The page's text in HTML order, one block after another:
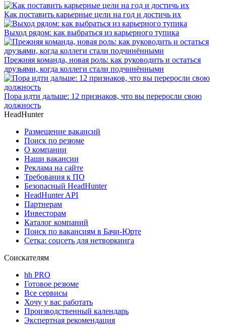
Как поставить карьерные цели на год и достичь их
Выход рядом: как выбраться из карьерного тупика
Прежняя команда, новая роль: как руководить и остаться
друзьями, когда коллеги стали подчинёнными
Пора идти дальше: 12 признаков, что вы переросли свою
должность
HeadHunter
Размещение вакансий
Поиск по резюме
О компании
Наши вакансии
Реклама на сайте
Требования к ПО
Безопасный HeadHunter
HeadHunter API
Партнерам
Инвесторам
Каталог компаний
Поиск по вакансиям в Бачи-Юрте
Сетка: соцсеть для нетворкинга
Соискателям
hh PRO
Готовое резюме
Все сервисы
Хочу у вас работать
Производственный календарь
Экспертная рекомендация